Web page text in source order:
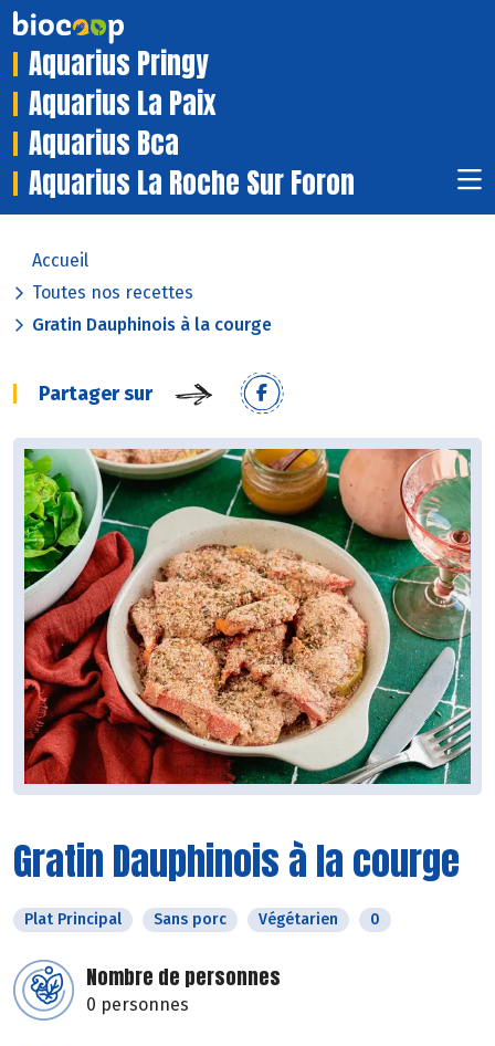
Aquarius Pringy
Aquarius La Paix
Aquarius Bca
Aquarius La Roche Sur Foron
Accueil
Toutes nos recettes
Gratin Dauphinois à la courge
Partager sur
Gratin Dauphinois à la courge
Plat Principal Sans porc Végétarien 0
Nombre de personnes
0 personnes